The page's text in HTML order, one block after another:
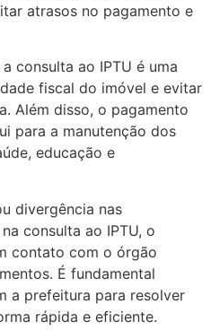
atrasos no pagamento e
consulta ao IPTU é uma
fiscal do imóvel e evitar
Além disso, o pagamento
para a manutenção dos
educação e
divergência nas
consulta ao IPTU, o
contato com o órgão
É fundamental
a prefeitura para resolver
rápida e eficiente.